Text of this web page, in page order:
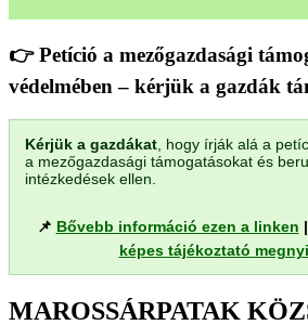
👉 Petíció a mezőgazdasági
védelmében – kérjük a gazdák
Kérjük a gazdákat , hogy írják alá a
a mezőgazdasági támogatásokat és
intézkedések ellen.
📌 Bővebb információ ezen a linken
képes tájékoztató
MAROSSÁRPATAK